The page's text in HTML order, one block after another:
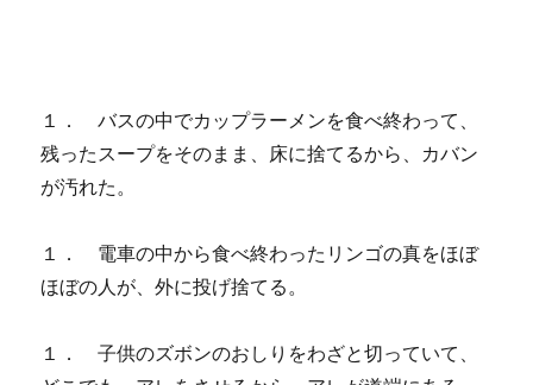
１． バスの中でカップラーメンを食べ終わって、
残ったスープをそのまま、床に捨てるから、カバン
が汚れた。
１． 電車の中から食べ終わったリンゴの真をほぼ
ほぼの人が、外に投げ捨てる。
１． 子供のズボンのおしりをわざと切っていて、